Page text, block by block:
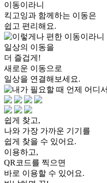
이동이라니
킥고잉과 함께하는 이동은
쉽고 편리해요.
일상의 이동을
더 즐겁게!
새로운 이동으로
일상을 연결해보세요.
쉽게 찾고,
나와 가장 가까운 기기를
쉽게 찾을 수 있어요.
이용하고,
QR코드를 찍으면
바로 이용할 수 있어요.